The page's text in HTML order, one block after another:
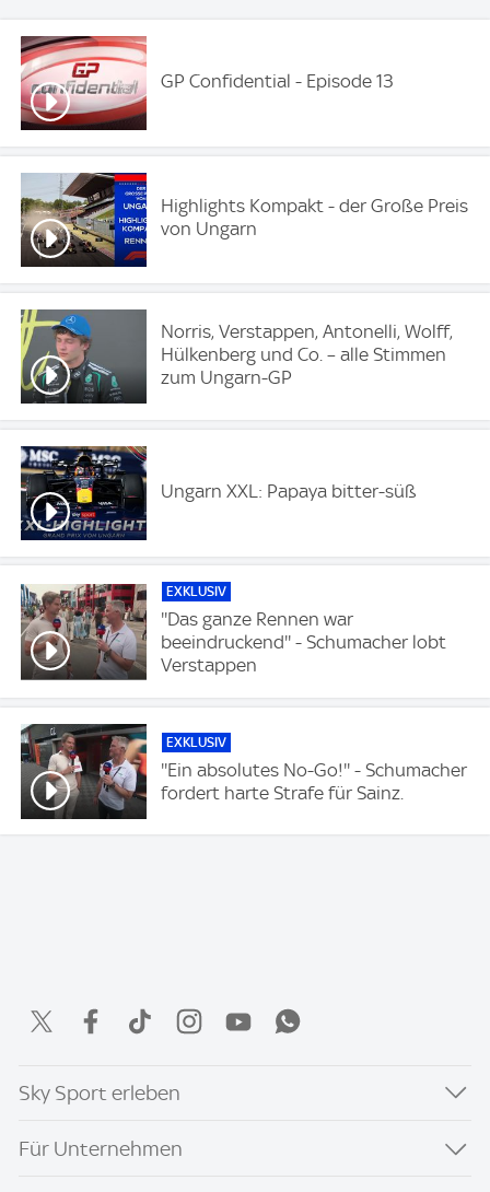
GP Confidential - Episode 13
Highlights Kompakt - der Große Preis
von Ungarn
Norris, Verstappen, Antonelli, Wolff,
Hülkenberg und Co. – alle Stimmen
zum Ungarn-GP
Ungarn XXL: Papaya bitter-süß
EXKLUSIV
''Das ganze Rennen war
beeindruckend'' - Schumacher lobt
Verstappen
EXKLUSIV
''Ein absolutes No-Go!'' - Schumacher
fordert harte Strafe für Sainz.
Sky Sport erleben
Für Unternehmen